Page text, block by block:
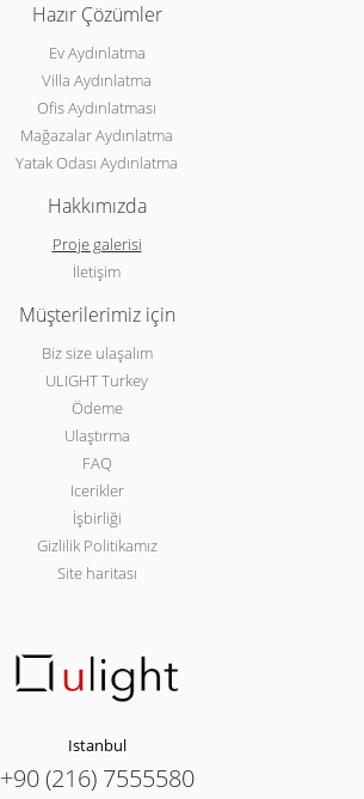
Hazır Çözümler
Ev Aydınlatma
Villa Aydınlatma
Ofis Aydınlatması
Mağazalar Aydınlatma
Yatak Odası Aydınlatma
Hakkımızda
Proje galerisi
İletişim
Müşterilerimiz için
Biz size ulaşalım
ULIGHT Turkey
Ödeme
Ulaştırma
FAQ
Icerikler
İşbirliği
Gizlilik Politikamız
Site haritası
Istanbul
+90 (216) 7555580